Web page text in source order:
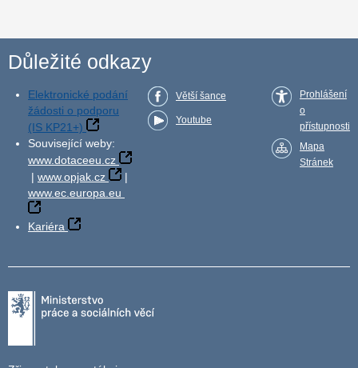
Důležité odkazy
Elektronické podání
žádosti o podporu
(IS KP21+)
Související weby:
www.dotaceeu.cz
| www.opjak.cz
|
www.ec.europa.eu
Kariéra
Větší šance
Youtube
Prohlášení
o
přístupnosti
Mapa
Stránek